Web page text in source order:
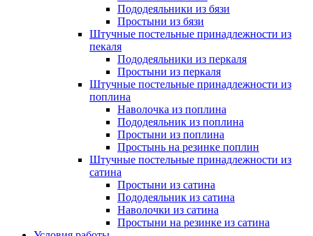
Пододеяльники из бязи
Простыни из бязи
Штучные постельные принадлежности из
пекаля
Пододеяльники из перкаля
Простыни из перкаля
Штучные постельные принадлежности из
поплина
Наволочка из поплина
Пододеяльник из поплина
Простыни из поплина
Простынь на резинке поплин
Штучные постельные принадлежности из
сатина
Простыни из сатина
Пододеяльник из сатина
Наволочки из сатина
Простыни на резинке из сатина